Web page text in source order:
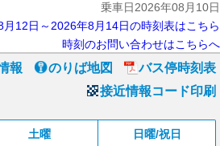
乗車日2026年08月10日
月12日～2026年8月14日の時刻表はこちら
時刻のお問い合わせはこちらへ
報 のりば地図
バス停時刻表
接近情報コード印刷
土曜 日曜/祝日